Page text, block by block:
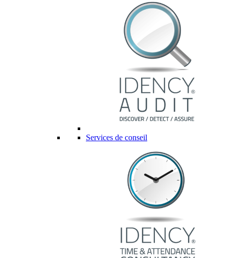
Services de conseil